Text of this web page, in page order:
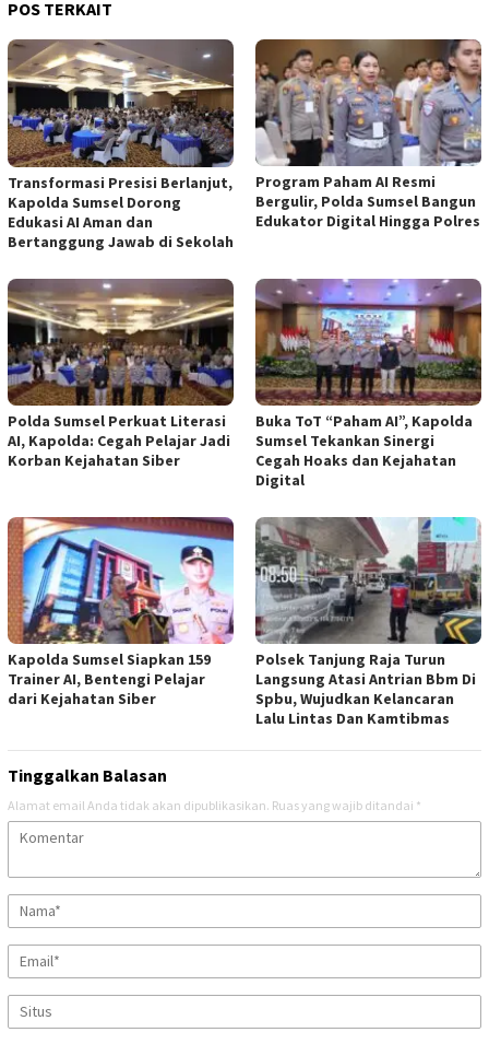
POS TERKAIT
Transformasi Presisi Berlanjut,
Kapolda Sumsel Dorong
Edukasi AI Aman dan
Bertanggung Jawab di Sekolah
Program Paham AI Resmi
Bergulir, Polda Sumsel Bangun
Edukator Digital Hingga Polres
Polda Sumsel Perkuat Literasi
AI, Kapolda: Cegah Pelajar Jadi
Korban Kejahatan Siber
Buka ToT “Paham AI”, Kapolda
Sumsel Tekankan Sinergi
Cegah Hoaks dan Kejahatan
Digital
Kapolda Sumsel Siapkan 159
Trainer AI, Bentengi Pelajar
dari Kejahatan Siber
Polsek Tanjung Raja Turun
Langsung Atasi Antrian Bbm Di
Spbu, Wujudkan Kelancaran
Lalu Lintas Dan Kamtibmas
Tinggalkan Balasan
Alamat email Anda tidak akan dipublikasikan. Ruas yang wajib ditandai *